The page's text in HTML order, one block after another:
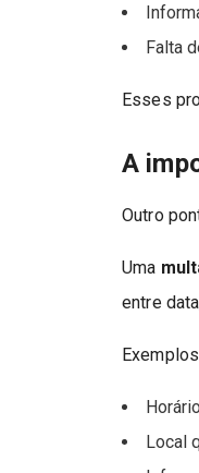
Falta
Esses
A
Outro
Uma
entre
Local